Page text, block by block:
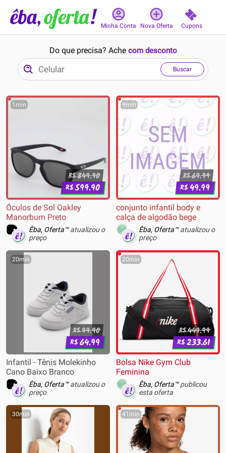
Minha Conta Nova Oferta Cupons
Do que precisa? Ache com desconto
Buscar
1min
R$849.90
R$599.90
Óculos de Sol Oakley
Manorburn Preto
Êba, Oferta™atualizou o
preço
9min
R$69.99
R$49.99
conjunto infantil body e
calça de algodão bege
Êba, Oferta™atualizou o
preço
20min
R$99.90
R$64.99
Infantil - Tênis Molekinho
Cano Baixo Branco
Êba, Oferta™atualizou o
preço
20min
R$449.99
R$233.61
Bolsa Nike Gym Club
Feminina
Êba, Oferta™publicou
esta oferta
30min 41min